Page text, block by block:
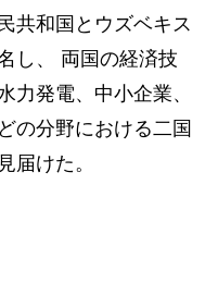
共和国とウズベキス
し、 両国の経済技
力発電、中小企業、
の分野における二国
届けた。